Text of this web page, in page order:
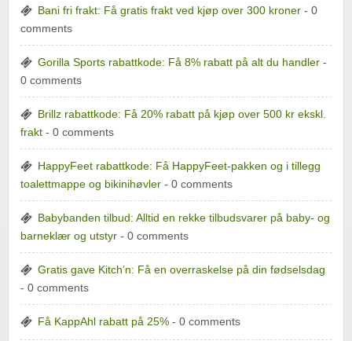
Bani fri frakt: Få gratis frakt ved kjøp over 300 kroner - 0
comments
Gorilla Sports rabattkode: Få 8% rabatt på alt du handler -
0 comments
Brillz rabattkode: Få 20% rabatt på kjøp over 500 kr ekskl.
frakt - 0 comments
HappyFeet rabattkode: Få HappyFeet-pakken og i tillegg
toalettmappe og bikinihøvler - 0 comments
Babybanden tilbud: Alltid en rekke tilbudsvarer på baby- og
barneklær og utstyr - 0 comments
Gratis gave Kitch’n: Få en overraskelse på din fødselsdag
- 0 comments
Få KappAhl rabatt på 25% - 0 comments